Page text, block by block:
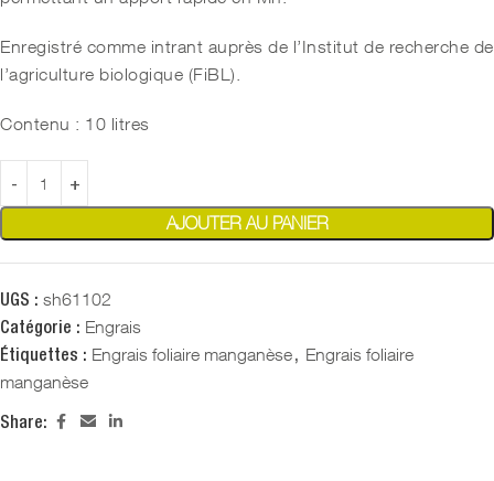
Enregistré comme intrant auprès de l’Institut de recherche de
l’agriculture biologique (FiBL).
Contenu : 10 litres
AJOUTER AU PANIER
UGS : sh61102
Catégorie : Engrais
Étiquettes : Engrais foliaire manganèse, Engrais foliaire
manganèse
Share: